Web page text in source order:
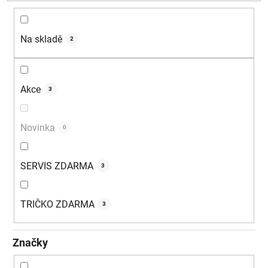
d
Na skladě 2
Akce 3
Novinka 0
SERVIS ZDARMA 3
TRIČKO ZDARMA 3
Značky